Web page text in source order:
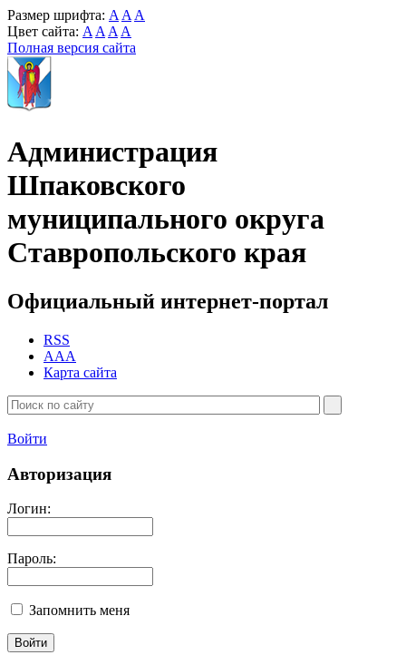
Размер шрифта: A A A
Цвет сайта: A A A A
Полная версия сайта
Администрация
Шпаковского
муниципального округа
Ставропольского края
Официальный интернет-портал
RSS
AAA
Карта сайта
Войти
Авторизация
Логин:
Пароль:
Запомнить меня